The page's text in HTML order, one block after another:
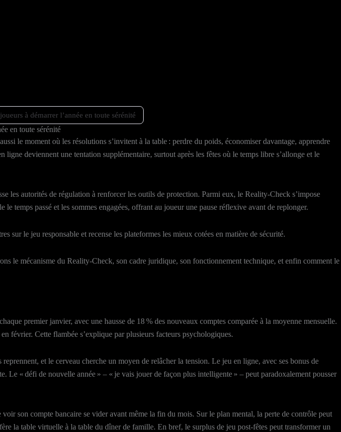
à démarrer l’année en toute sérénité
en toute sérénité
le moment où les résolutions s’invitent à la table : perdre du poids, économiser davantage, apprendre
deviennent une tentation supplémentaire, surtout après les fêtes où le temps libre s’allonge et le
les autorités de régulation à renforcer les outils de protection. Parmi eux, le Reality‑Check s’impose
temps passé et les sommes engagées, offrant au joueur une pause réflexive avant de replonger.
sur le jeu responsable et recense les plateformes les mieux cotées en matière de sécurité.
le mécanisme du Reality‑Check, son cadre juridique, son fonctionnement technique, et enfin comment le
premier janvier, avec une hausse de 18 % des nouveaux comptes comparée à la moyenne mensuelle.
février. Cette flambée s’explique par plusieurs facteurs psychologiques.
et le cerveau cherche un moyen de relâcher la tension. Le jeu en ligne, avec ses bonus de
« défi de nouvelle année » – « je vais jouer de façon plus intelligente » – peut paradoxalement pousser
son compte bancaire se vider avant même la fin du mois. Sur le plan mental, la perte de contrôle peut
la table virtuelle à la table du dîner de famille. En bref, le surplus de jeu post‑fêtes peut transformer un